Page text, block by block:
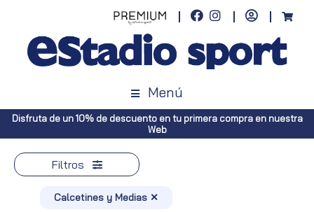
Menú
Envíos gratuitos a toda España (Canarias, pedidos superiores a 50€.
Península, pedidos superiores a 100€)
Filtros
Calcetines y Medias ✕